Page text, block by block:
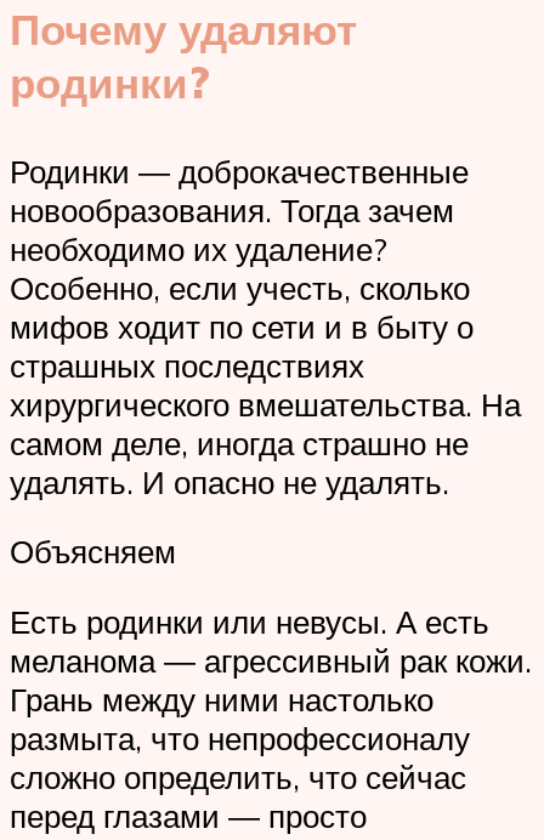
Почему удаляют
родинки?
Родинки ― доброкачественные
новообразования. Тогда зачем
необходимо их удаление?
Особенно, если учесть, сколько
мифов ходит по сети и в быту о
страшных последствиях
хирургического вмешательства. На
самом деле, иногда страшно не
удалять. И опасно не удалять.
Объясняем
Есть родинки или невусы. А есть
меланома ― агрессивный рак кожи.
Грань между ними настолько
размыта, что непрофессионалу
сложно определить, что сейчас
перед глазами ― просто